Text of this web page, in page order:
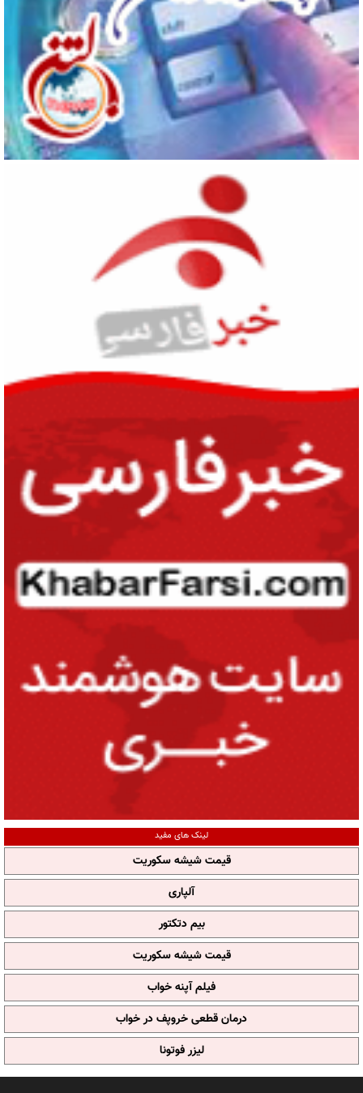
لینک های مفید
قیمت شیشه سکوریت
آلپاری
بیم دتکتور
قیمت شیشه سکوریت
فیلم آپنه خواب
درمان قطعی خروپف در خواب
لیزر فوتونا